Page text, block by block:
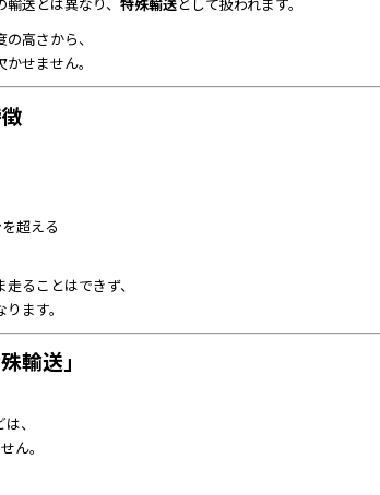
高さから、
せません。
超える
ることはできず、
ます。
輸送」
、
ん。